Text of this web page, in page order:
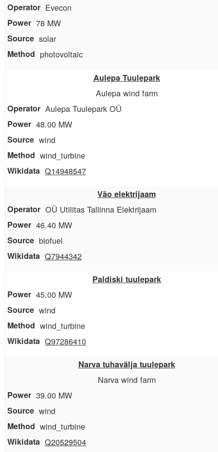
Evecon
78 MW
solar
photovoltaic
Aulepa Tuulepark
Aulepa wind farm
Aulepa Tuulepark OÜ
48.00 MW
wind
wind_turbine
Q14948547
Väo elektrijaam
OÜ Utilitas Tallinna Elektrijaam
46.40 MW
biofuel
Q7944342
Paldiski tuulepark
45.00 MW
wind
wind_turbine
Q97286410
Narva tuhavälja tuulepark
Narva wind farm
39.00 MW
wind
wind_turbine
Q20529504